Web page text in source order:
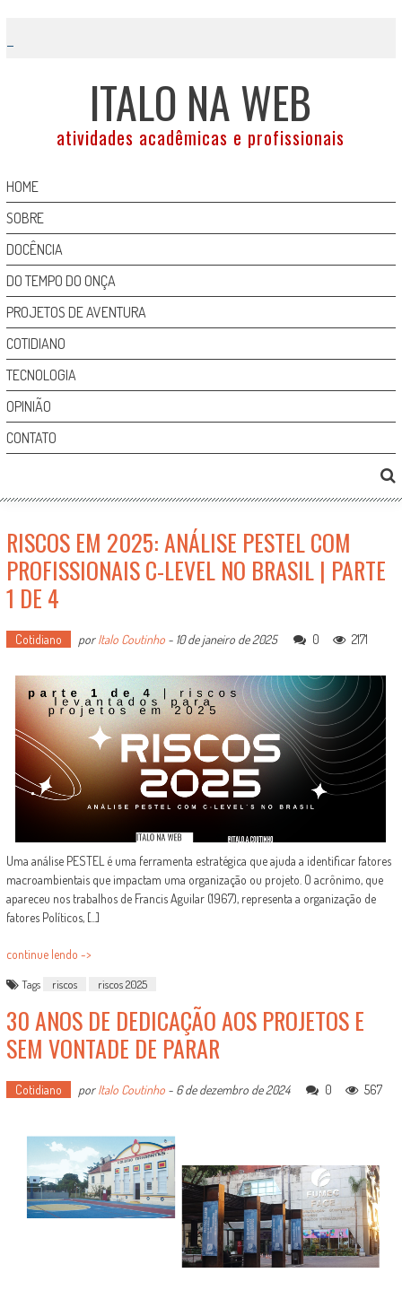
content
ITALO NA WEB
atividades acadêmicas e profissionais
HOME
SOBRE
DOCÊNCIA
DO TEMPO DO ONÇA
PROJETOS DE AVENTURA
COTIDIANO
TECNOLOGIA
OPINIÃO
CONTATO
RISCOS EM 2025: ANÁLISE PESTEL COM
PROFISSIONAIS C-LEVEL NO BRASIL | PARTE
1 DE 4
Cotidiano porItalo Coutinho- 10 de janeiro de 2025 0 2171
Uma análise PESTEL é uma ferramenta estratégica que ajuda a identificar fatores
macroambientais que impactam uma organização ou projeto. O acrônimo, que
apareceu nos trabalhos de Francis Aguilar (1967), representa a organização de
fatores Políticos, [...]
continue lendo ->
Tags riscos riscos 2025
30 ANOS DE DEDICAÇÃO AOS PROJETOS E
SEM VONTADE DE PARAR
Cotidiano porItalo Coutinho- 6 de dezembro de 2024 0 567